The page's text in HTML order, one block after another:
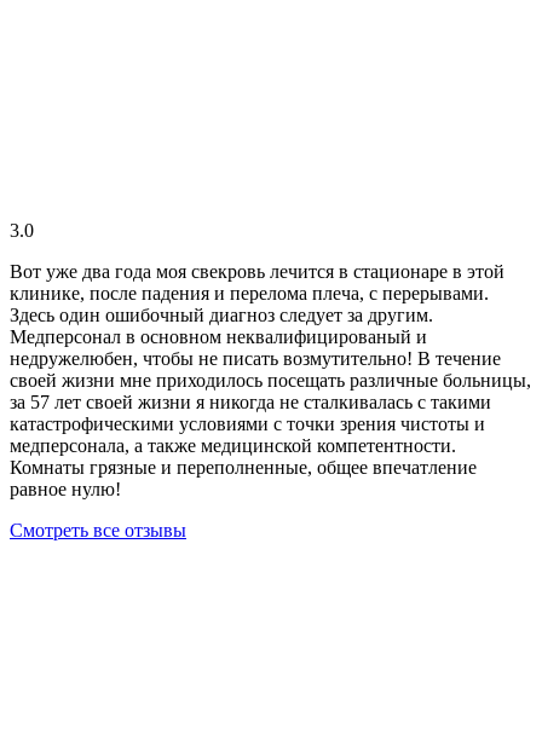
3.0
​​Вот уже два года моя свекровь лечится в стационаре в этой
клинике, после падения и перелома плеча, с перерывами.
Здесь один ошибочный диагноз следует за другим.
Медперсонал в основном неквалифицированый и
недружелюбен, чтобы не писать возмутительно! В течение
своей жизни мне приходилось посещать различные больницы,
за 57 лет своей жизни я никогда не сталкивалась с такими
катастрофическими условиями с точки зрения чистоты и
медперсонала, а также медицинской компетентности.
Комнаты грязные и переполненные, общее впечатление
равное нулю!
Смотреть все отзывы